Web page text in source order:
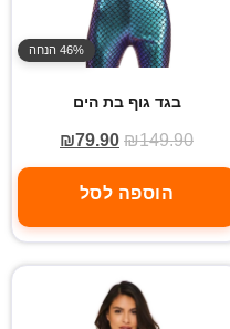
46% הנחה
בגד גוף בת הים
₪149.90
₪79.90
הוספה לסל